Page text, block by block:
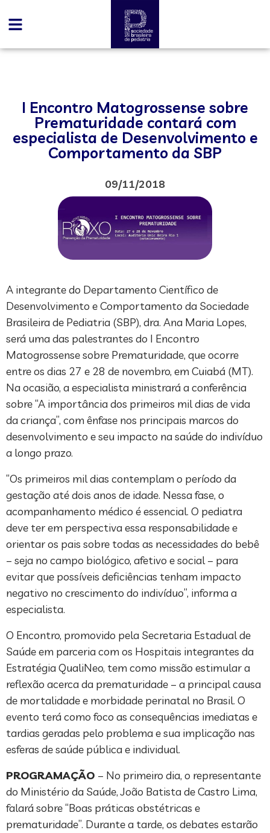
I Encontro Matogrossense sobre
Prematuridade contará com
especialista de Desenvolvimento e
Comportamento da SBP
09/11/2018
A integrante do Departamento Científico de
Desenvolvimento e Comportamento da Sociedade
Brasileira de Pediatria (SBP), dra. Ana Maria Lopes,
será uma das palestrantes do I Encontro
Matogrossense sobre Prematuridade, que ocorre
entre os dias 27 e 28 de novembro, em Cuiabá (MT).
Na ocasião, a especialista ministrará a conferência
sobre “A importância dos primeiros mil dias de vida
da criança”, com ênfase nos principais marcos do
desenvolvimento e seu impacto na saúde do indivíduo
a longo prazo.
“Os primeiros mil dias contemplam o período da
gestação até dois anos de idade. Nessa fase, o
acompanhamento médico é essencial. O pediatra
deve ter em perspectiva essa responsabilidade e
orientar os pais sobre todas as necessidades do bebê
– seja no campo biológico, afetivo e social – para
evitar que possíveis deficiências tenham impacto
negativo no crescimento do indivíduo”, informa a
especialista.
O Encontro, promovido pela Secretaria Estadual de
Saúde em parceria com os Hospitais integrantes da
Estratégia QualiNeo, tem como missão estimular a
reflexão acerca da prematuridade – a principal causa
de mortalidade e morbidade perinatal no Brasil. O
evento terá como foco as consequências imediatas e
tardias geradas pelo problema e sua implicação nas
esferas de saúde pública e individual.
PROGRAMAÇÃO – No primeiro dia, o representante
do Ministério da Saúde, João Batista de Castro Lima,
falará sobre “Boas práticas obstétricas e
prematuridade”. Durante a tarde, os debates estarão